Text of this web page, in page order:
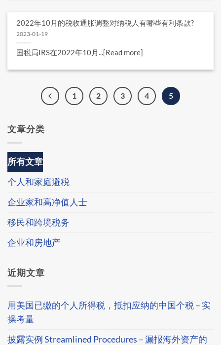
2022年10月的税收通胀调整对纳税人有哪些有利条款?
2023-01-19
国税局IRS在2022年10月...[Read more]
1 2 3 4 5
文章分类
所有文章
个人和家庭避税
企业家和高净值人士
移民和跨境税务
企业和房地产
近期文章
用美国已缴的个人所得税，抵扣应纳的中国个税 – 实
操考量
披露实例 Streamlined Procedures – 漏报海外资产的